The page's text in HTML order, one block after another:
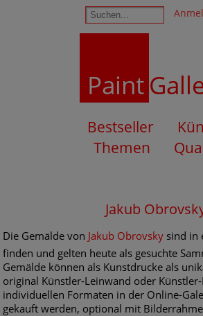
Paint
Bestseller
Themen
Jakub
Die Gemälde von Jakub Obrovsky sind in
finden und gelten heute als gesuchte
Gemälde können als Kunstdrucke als
original Künstler-Leinwand oder
individuellen Formaten in der Online-
gekauft werden, optional mit